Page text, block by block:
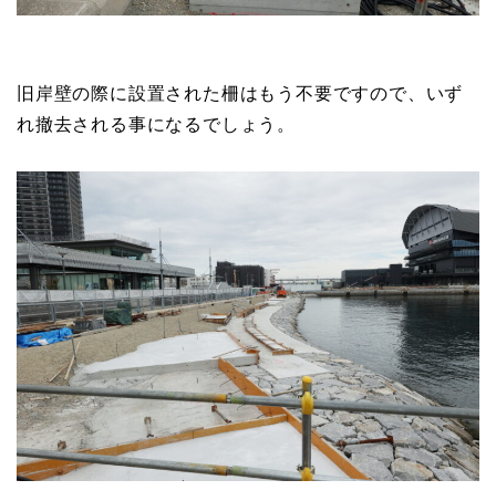
旧岸壁の際に設置された柵はもう不要ですので、いず
れ撤去される事になるでしょう。